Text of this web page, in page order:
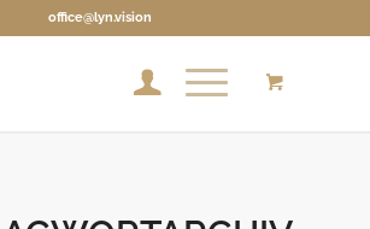
office@lyn.vision